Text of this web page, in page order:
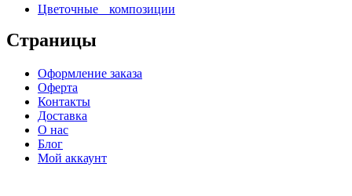
Цветочные композиции
Страницы
Оформление заказа
Оферта
Контакты
Доставка
О нас
Блог
Мой аккаунт